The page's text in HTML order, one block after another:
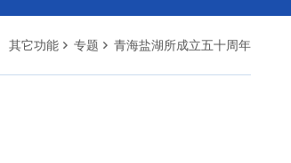
其它功能 专题 青海盐湖所成立五十周年